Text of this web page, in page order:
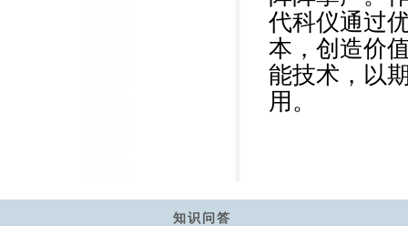
代科仪通过
本，创造价
能技术，以
用。
知识问答